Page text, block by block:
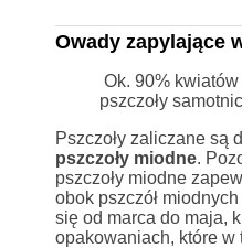
Owady zapylające
Ok. 90%
pszczoły
Pszczoły zaliczane są
pszczoły miodne.
pszczoły miodne
obok pszczół
się od marca do maja,
opakowaniach, które